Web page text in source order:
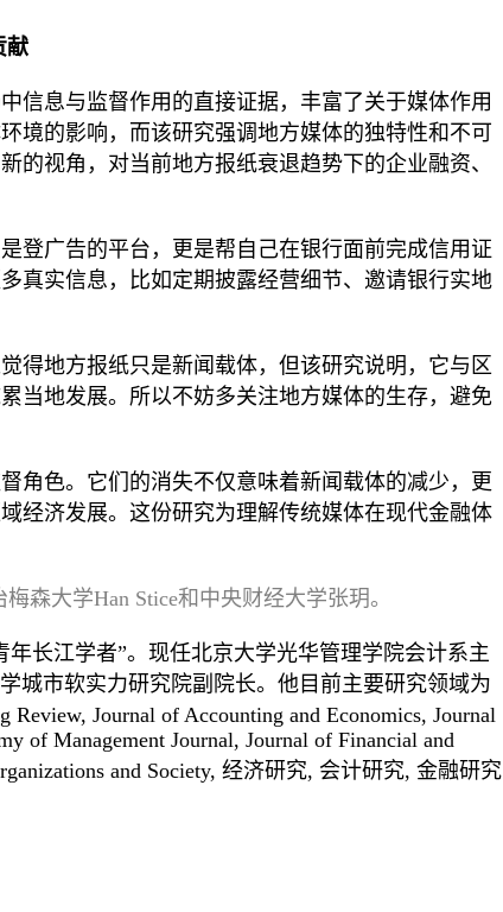
献
信息与监督作用的直接证据，丰富了关于媒体作用
境的影响，而该研究强调地方媒体的独特性和不可
的视角，对当前地方报纸衰退趋势下的企业融资、
登广告的平台，更是帮自己在银行面前完成信用证
真实信息，比如定期披露经营细节、邀请银行实地
得地方报纸只是新闻载体，但该研究说明，它与区
当地发展。所以不妨多关注地方媒体的生存，避免
角色。它们的消失不仅意味着新闻载体的减少，更
经济发展。这份研究为理解传统媒体在现代金融体
森大学Han Stice和中央财经大学张玥。
长江学者”。现任北京大学光华管理学院会计系主
城市软实力研究院副院长。他目前主要研究领域为
Journal of Accounting and Economics, Journal
of Management Journal, Journal of Financial and
and Society, 经济研究, 会计研究, 金融研究